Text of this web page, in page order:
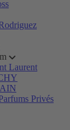
Laurent
Privés